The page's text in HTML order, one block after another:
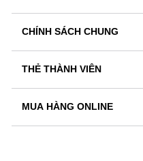
CHÍNH SÁCH CHUNG
THẺ THÀNH VIÊN
MUA HÀNG ONLINE